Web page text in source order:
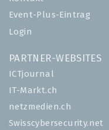
Event-Plus-Eintrag
Login
PARTNER-WEBSITES
ICTjournal
IT-Markt.ch
netzmedien.ch
Swisscybersecurity.net